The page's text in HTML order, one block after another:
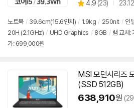
별
점
4.9 (상
리
뷰
23)
노트북 / 39.6cm(15.6인치) / 1.9kg / 250nit / 인
20H (2.1GHz) / UHD Graphics / 8GB / 램 교체:
가: 699,000원
MSI 모던시리즈
(SSD 512GB)
638,910원